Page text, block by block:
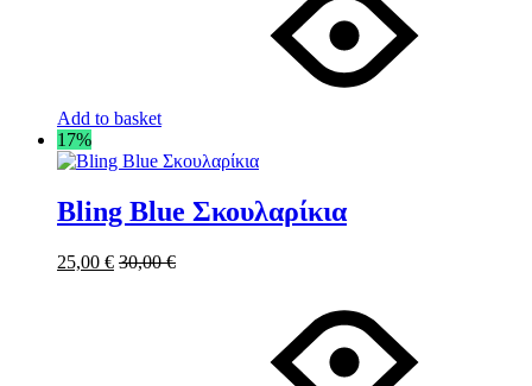
Add to basket
17%
Bling Blue Σκουλαρίκια
25,00 € 30,00€